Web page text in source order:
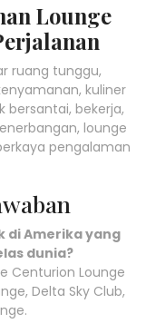
Lounge
ruang tunggu,
kuliner
bersantai, bekerja,
lounge
pengalaman
di Amerika yang
dunia?
Centurion Lounge
Delta Sky Club,